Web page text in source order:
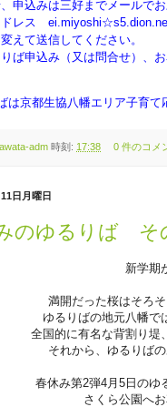
申込みは三好までメールでお
ドレス
えて送信してください。
ば申込み（又は問合せ）、
は京都生協八幡エリア子育て
adm 時刻: 17:38 0 件のコメ
日月曜日
のゆるりば
新学期
満開だった桜はそろ
ゆるりばの地元八幡で
全国的に有名な背割り堤
それから、ゆるりば
春休み第2弾4月5日のゆ
さくら公園へ